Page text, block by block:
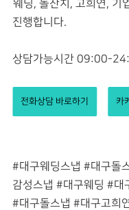
웨딩, 돌잔치, 고희연, 기
진행합니다.
상담가능시간 09:00-
전화상담 바로하기 카
#대구웨딩스냅 #대구돌
감성스냅 #대구웨딩 #대
#대구돌스냅 #대구고희